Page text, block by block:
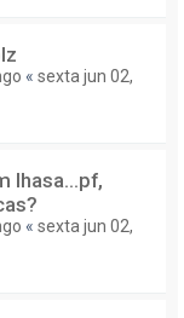
« sexta jun 02,
lhasa...pf,
« sexta jun 02,